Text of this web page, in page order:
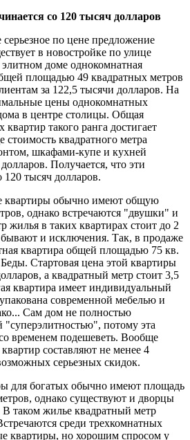
со 120 тысяч долларов
по цене предложение
в новостройке по улице
доме однокомнатная
площадью 49 квадратных метров
за 122,5 тысячи долларов. На
цены однокомнатных
в центре столицы. Общая
такого ранга достигает
стоимость квадратного метра
шкафами-купе и кухней
Получается, что эти
120 тысяч долларов.
квартиры обычно имеют общую
однако встречаются "двушки" и
жилья в таких квартирах стоит до 2
бывают и исключения. Так, в продаже
квартира общей площадью 75 кв.
Стартовая цена этой квартиры
а квадратный метр стоит 3,5
квартира имеет индивидуальный
современной мебелью и
Сам дом не полностью
"суперэлитностью", потому эта
временем подешеветь. Вообще
составляют не менее 4
серьезных скидок.
для богатых обычно имеют площадь
однако существуют и дворцы
таком жилье квадратный метр
среди трехкомнатных
квартиры, но хорошим спросом у